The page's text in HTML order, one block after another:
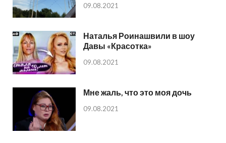
09.08.2021
Наталья Роинашвили в шоу
Давы «Красотка»
09.08.2021
Мне жаль, что это моя дочь
09.08.2021